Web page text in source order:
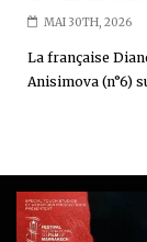
MAI 30TH, 2026
La française
Anisimova (n°6)